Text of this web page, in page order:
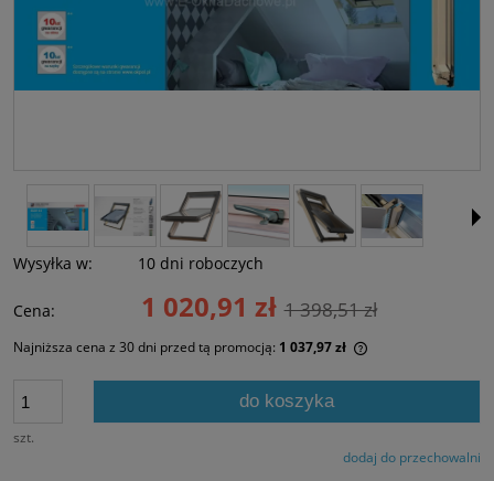
Wysyłka w: 10 dni roboczych
Cena: 1 020,91 zł 1 398,51 zł
Najniższa cena z 30 dni przed tą promocją: 1 037,97 zł
szt.
do koszyka
dodaj do przechowalni